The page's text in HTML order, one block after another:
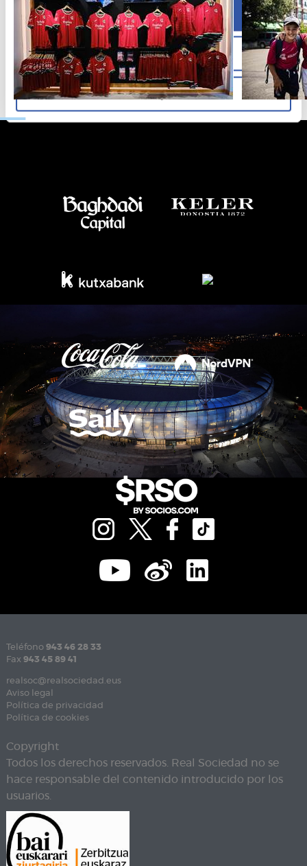
Allow all
Allow selection
Deny
Teléfono 943 46 28 33
Fax 943 45 89 41
realsoc@realsociedad.eus
Aviso legal
Política de privacidad
Política de cookies
Copyright
Todos los derechos reservados. Real Sociedad no se
hace responsable del contenido introducido por los
usuarios.